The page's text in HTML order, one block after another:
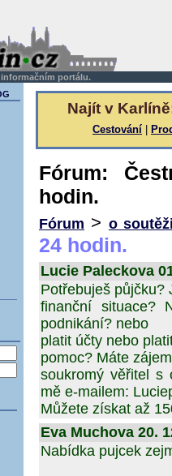
portálu.
Najít v
Cestování
Fórum:
hodin.
Fórum > o
24 hodin.
Lucie Paleckova
Potřebuješ půjčku?
finanční situace?
podnikání? nebo
platit účty nebo
pomoc? Máte
soukromý věřitel s
mě e-mailem:
Můžete získat až
Eva Muchova 20.
Nabídka pujcek